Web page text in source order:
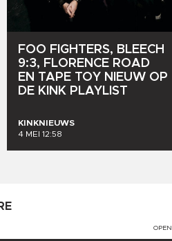
FOO FIGHTERS, BLEECH
9:3, FLORENCE ROAD
EN TAPE TOY NIEUW OP
DE KINK PLAYLIST
KINKNIEUWS
4 MEI 12:58